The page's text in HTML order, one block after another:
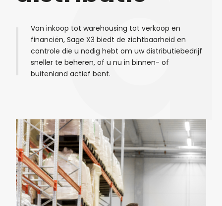
Van inkoop tot warehousing tot verkoop en
financiën, Sage X3 biedt de zichtbaarheid en
controle die u nodig hebt om uw distributiebedrijf
sneller te beheren, of u nu in binnen- of
buitenland actief bent.